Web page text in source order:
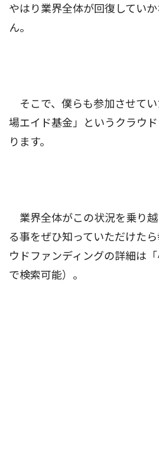
やはり業界全体が回復してい
ん。
そこで、僕らも参加させて
場エイド基金」というクラウ
ります。
業界全体がこの状況を乗り
る事をぜひ知っていただけた
ウドファンディングの詳細は「
で検索可能）。